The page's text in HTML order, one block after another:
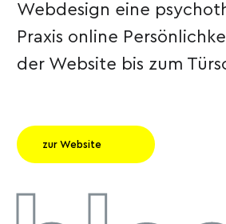
Webdesign eine
Praxis online
der Website bis zum
zur Website